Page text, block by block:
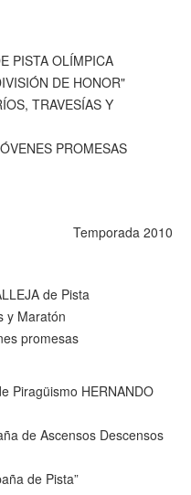
PISTA OLÍMPICA
DE HONOR"
TRAVESÍAS Y
PROMESAS
Temporada 2010
de Pista
y Maratón
promesas
Piragüismo HERNANDO
de Ascensos Descensos
de Pista”